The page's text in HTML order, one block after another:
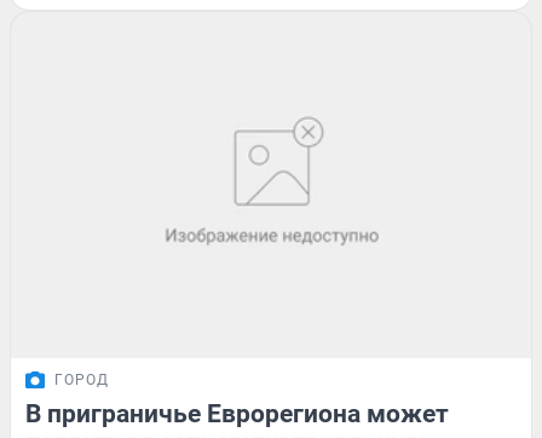
ГОРОД
В приграничье Еврорегиона может